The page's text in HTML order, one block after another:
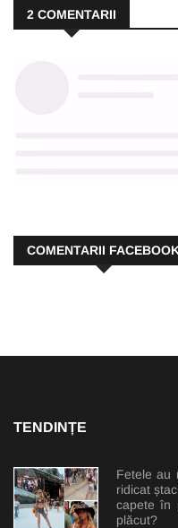
2 COMENTARII
COMENTARII
TENDINȚE
Fetele au
ridicat
capete în
plăcut?